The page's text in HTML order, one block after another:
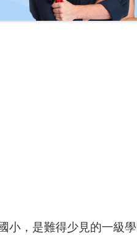
小，是難得少見的一級